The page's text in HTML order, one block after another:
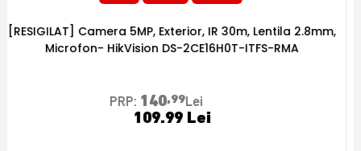
[RESIGILAT] Camera 2MP varifocala, IR 40m, 2,7mm-
13,5mm - HikVision DS-2CE19D0T-VFIT3F-RMA
PRP: 248,99 Lei
69.99 Lei